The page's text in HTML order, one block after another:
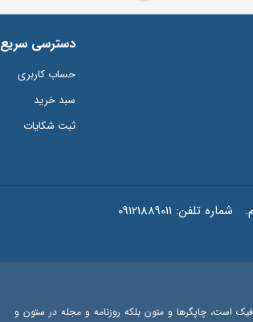
دسترسی سریع
حساب کاربری
سبد خرید
ثبت شکایات
شماره تلفن: 09121889011
است، چاپگرها و متون بلکه روزنامه و مجله در ستون و